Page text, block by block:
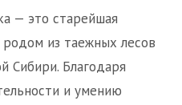
— это старейшая
из таежных лесов
Сибири. Благодаря
и умению